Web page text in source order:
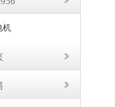
机